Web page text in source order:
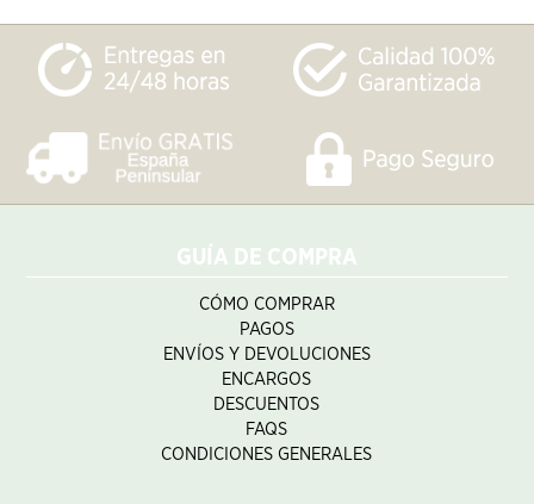
GUÍA DE COMPRA
CÓMO COMPRAR
PAGOS
ENVÍOS Y DEVOLUCIONES
ENCARGOS
DESCUENTOS
FAQS
CONDICIONES GENERALES